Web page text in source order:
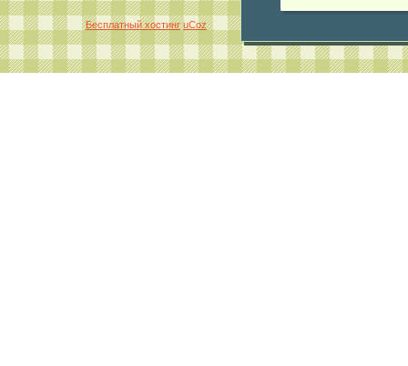
Бесплатный хостинг uCoz